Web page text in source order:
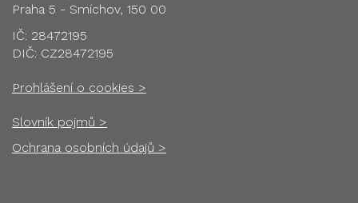
Praha 5 - Smíchov, 150 00
IČ: 28472195
DIČ: CZ28472195
Prohlášení o cookies >
Slovník pojmů >
Ochrana osobních údajů >